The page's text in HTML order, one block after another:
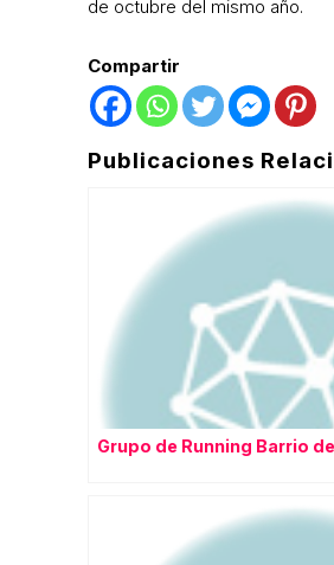
de octubre del mismo año.
Compartir
Publicaciones
Grupo de Running Barrio